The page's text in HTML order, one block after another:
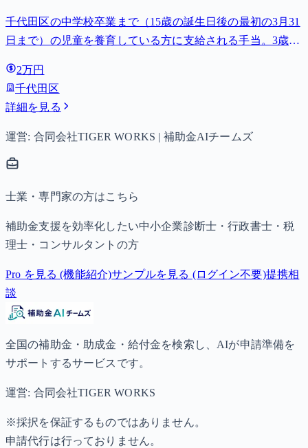
千代田区の中学校卒業まで（15歳の誕生日後の最初の3月31
日まで）の児童を養育している方に支給される手当。3歳未
（第3子以降は15,000円）、中学生は月額10,000円。
2万円
千代田区
詳細を見る
運営: 合同会社TIGER WORKS | 補助金AIチームズ
士業・専門家の方はこちら
補助金支援を効率化したい中小企業診断士・行政書士・税
理士・コンサルタントの方
Pro を見る (機能紹介)サンプルを見る (ログイン不要)提携相
談
全国の補助金・助成金・給付金を検索し、AIが申請準備を
サポートするサービスです。
運営: 合同会社TIGER WORKS
※採択を保証するものではありません。
申請代行は行っておりません。